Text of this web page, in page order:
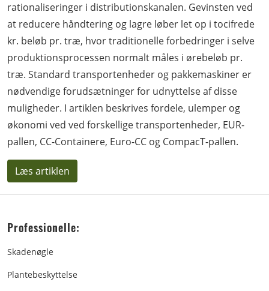
rationaliseringer i distributionskanalen. Gevinsten ved
at reducere håndtering og lagre løber let op i tocifrede
kr. beløb pr. træ, hvor traditionelle forbedringer i selve
produktionsprocessen normalt måles i ørebeløb pr.
træ. Standard transportenheder og pakkemaskiner er
nødvendige forudsætninger for udnyttelse af disse
muligheder. I artiklen beskrives fordele, ulemper og
økonomi ved ved forskellige transportenheder, EUR-
pallen, CC-Containere, Euro-CC og CompacT-pallen.
Læs artiklen
Professionelle:
Skadenøgle
Plantebeskyttelse